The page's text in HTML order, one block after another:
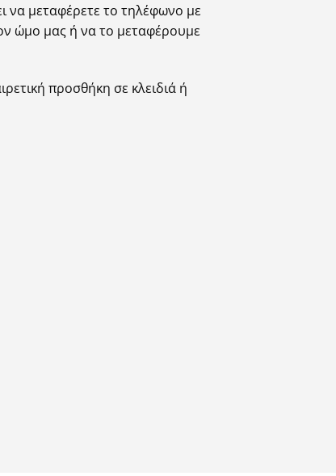
να μεταφέρετε το τηλέφωνο με
ώμο μας ή να το μεταφέρουμε
προσθήκη σε κλειδιά ή